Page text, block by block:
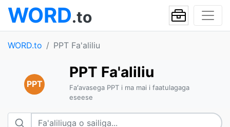
WORD.to
WORD.to PPT Fa'aliliu
PPT
PPT Fa'aliliu
Faʻavasega PPT i ma mai i faatulagaga
eseese